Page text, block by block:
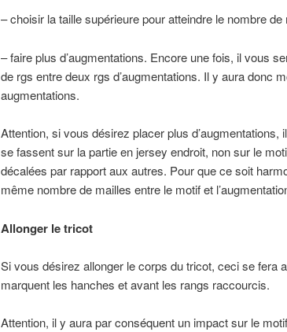
– choisir la taille supérieure pour atteindre le nombre
– faire plus d’augmentations. Encore une fois, il vous
de rgs entre deux rgs d’augmentations. Il y aura donc
augmentations.
Attention, si vous désirez placer plus d’augmentations,
se fassent sur la partie en jersey endroit, non sur le
décalées par rapport aux autres. Pour que ce soit
même nombre de mailles entre le motif et
Allonger le tricot
Si vous désirez allonger le corps du tricot, ceci se fera
marquent les hanches et avant les rangs raccourcis.
Attention, il y aura par conséquent un impact sur le